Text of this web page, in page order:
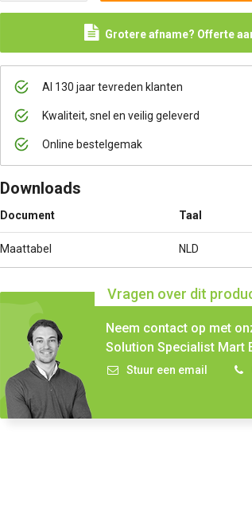
Grotere afname? Offerte
Al 130 jaar tevreden klanten
Kwaliteit, snel en veilig geleverd
Online bestelgemak
Downloads
Document Taal
Maattabel NLD
Vragen over dit
Neem contact op met
Solution Specialist Mart
Stuur een email